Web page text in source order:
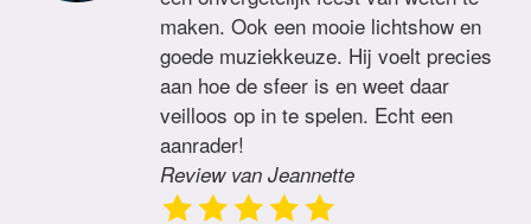
maken. Ook een mooie lichtshow en
goede muziekkeuze. Hij voelt precies
aan hoe de sfeer is en weet daar
veilloos op in te spelen. Echt een
aanrader!
Review van Jeannette